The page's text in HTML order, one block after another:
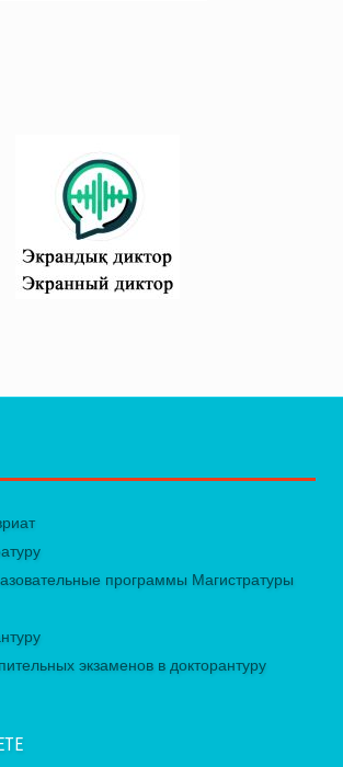
программы Магистратуры
экзаменов в докторантуру